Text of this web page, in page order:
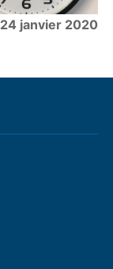
24 janvier 2020